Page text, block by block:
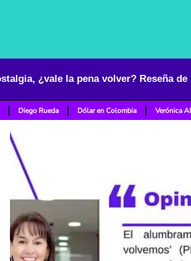
Diego Rueda Dólar en Colombia Verónica